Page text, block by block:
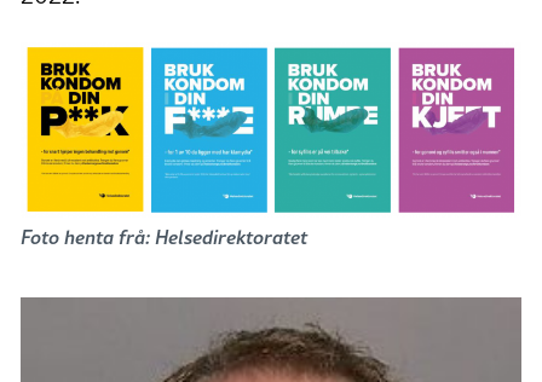
Foto henta frå: Helsedirektoratet